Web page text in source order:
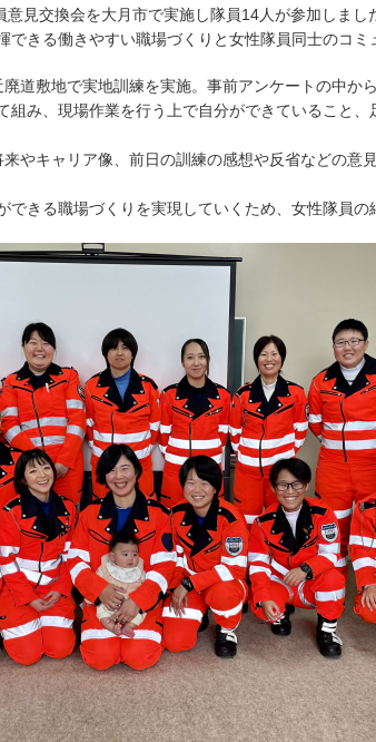
見交換会を大月市で実施し隊員14人が参加しまし
できる働きやすい職場づくりと女性隊員同士のコミ
道敷地で実地訓練を実施。事前アンケートの中か
組み、現場作業を行う上で自分ができていること
やキャリア像、前日の訓練の感想や反省などの意
できる職場づくりを実現していくため、女性隊員の